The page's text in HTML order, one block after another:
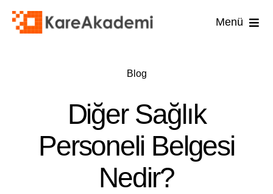
Skip
Menü
Blog
Diğer Sağlık
Personeli Belgesi
Nedir?